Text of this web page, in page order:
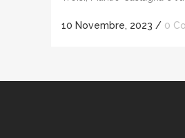
10 Novembre, 2023 / 0